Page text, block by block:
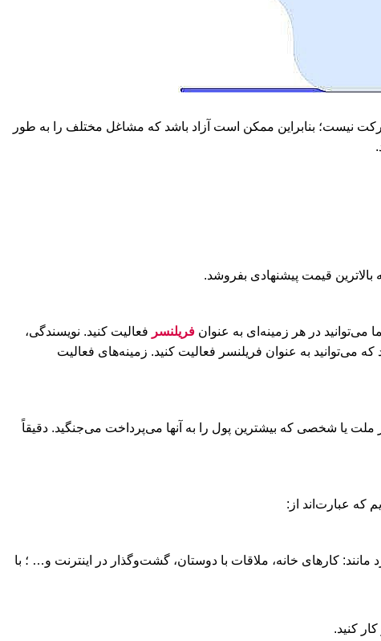
نیست؛ بنابراین ممکن است آزاد باشد که مشاغل مختلف را به طور
قیمت پیشنهادی ‌بفروشد.
در هر زمینه‌ای به‌ عنوان فریلنسر فعالیت کنید. نویسندگی،
می‌توانید به ‌عنوان فریلنسر فعالیت کنید. زمینه‌های فعالیت
برای هر ملت یا شخصی که بیشترین پول را به آنها می‌پرداخت می‌جنگید. دقیقاً
که عبارت‌اند از:
کارهای خانه، ملاقات با دوستان، گشت‌وگذار در اینترنت و… ؛ با
کنید.